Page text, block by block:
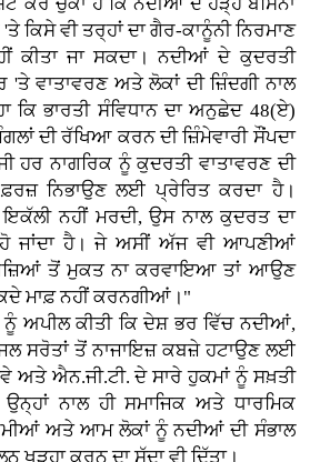
ਕਿਸੇ ਵੀ ਤਰ੍ਹਾਂ ਦਾ ਗੈਰ-ਕਾਨੂੰਨੀ ਨਿਰਮਾਣ
ਕੀਤਾ ਜਾ ਸਕਦਾ। ਨਦੀਆਂ ਦੇ ਕੁਦਰਤੀ
'ਤੇ ਵਾਤਾਵਰਣ ਅਤੇ ਲੋਕਾਂ ਦੀ ਜ਼ਿੰਦਗੀ ਨਾਲ
ਕਿ ਭਾਰਤੀ ਸੰਵਿਧਾਨ ਦਾ ਅਨੁਛੇਦ 48(ਏ)
ਦੀ ਰੱਖਿਆ ਕਰਨ ਦੀ ਜ਼ਿੰਮੇਵਾਰੀ ਸੌਂਪਦਾ
ਹਰ ਨਾਗਰਿਕ ਨੂੰ ਕੁਦਰਤੀ ਵਾਤਾਵਰਣ ਦੀ
ਨਿਭਾਉਣ ਲਈ ਪ੍ਰੇਰਿਤ ਕਰਦਾ ਹੈ।
ਇਕੱਲੀ ਨਹੀਂ ਮਰਦੀ, ਉਸ ਨਾਲ ਕੁਦਰਤ ਦਾ
ਹੋ ਜਾਂਦਾ ਹੈ। ਜੇ ਅਸੀਂ ਅੱਜ ਵੀ ਆਪਣੀਆਂ
ਤੋਂ ਮੁਕਤ ਨਾ ਕਰਵਾਇਆ ਤਾਂ ਆਉਣ
ਮਾਫ਼ ਨਹੀਂ ਕਰਨਗੀਆਂ।"
ਅਪੀਲ ਕੀਤੀ ਕਿ ਦੇਸ਼ ਭਰ ਵਿੱਚ ਨਦੀਆਂ,
ਸਰੋਤਾਂ ਤੋਂ ਨਾਜਾਇਜ਼ ਕਬਜ਼ੇ ਹਟਾਉਣ ਲਈ
ਅਤੇ ਐਨ.ਜੀ.ਟੀ. ਦੇ ਸਾਰੇ ਹੁਕਮਾਂ ਨੂੰ ਸਖ਼ਤੀ
ਉਨ੍ਹਾਂ ਨਾਲ ਹੀ ਸਮਾਜਿਕ ਅਤੇ ਧਾਰਮਿਕ
ਅਤੇ ਆਮ ਲੋਕਾਂ ਨੂੰ ਨਦੀਆਂ ਦੀ ਸੰਭਾਲ
ਕਰਨ ਦਾ ਸੱਦਾ ਵੀ ਦਿੱਤਾ।